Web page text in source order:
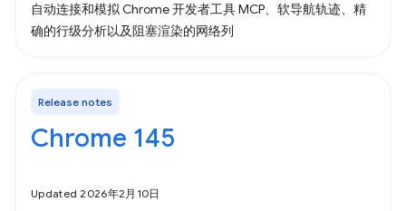
自动连接和模拟 Chrome 开发者工具 MCP、软导航轨迹、精
确的行级分析以及阻塞渲染的网络列
Release notes
Chrome 145
Updated 2026年2月10日